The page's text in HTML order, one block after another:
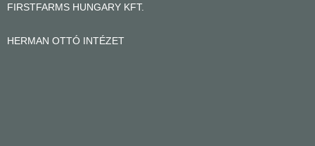
FIRSTFARMS HUNGARY KFT.
HERMAN OTTÓ INTÉZET